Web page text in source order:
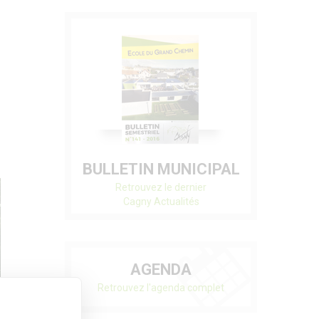
BULLETIN MUNICIPAL
Retrouvez le dernier
Cagny Actualités
AGENDA
Retrouvez l'agenda complet